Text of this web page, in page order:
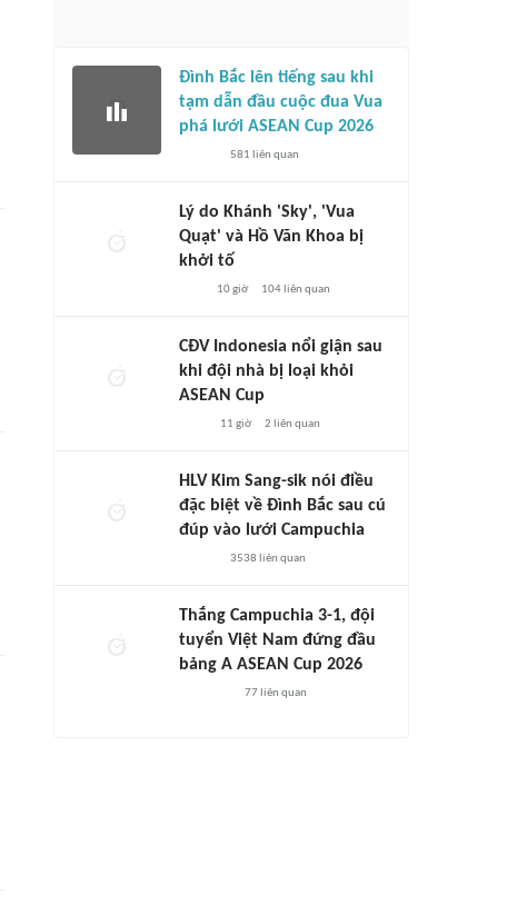
Đình Bắc lên tiếng sau khi
tạm dẫn đầu cuộc đua Vua
phá lưới ASEAN Cup 2026
581 liên quan
Lý do Khánh 'Sky', 'Vua
Quạt' và Hồ Văn Khoa bị
khởi tố
10 giờ 104liên quan
CĐV Indonesia nổi giận sau
khi đội nhà bị loại khỏi
ASEAN Cup
11 giờ 2 liên quan
HLV Kim Sang-sik nói điều
đặc biệt về Đình Bắc sau cú
đúp vào lưới Campuchia
3538 liên quan
Thắng Campuchia 3-1, đội
tuyển Việt Nam đứng đầu
bảng A ASEAN Cup 2026
77liên quan